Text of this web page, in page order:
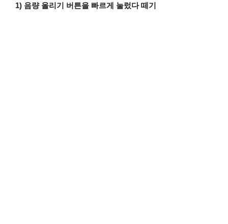
1) 음량 올리기 버튼을 빠르게 눌렀다 떼기